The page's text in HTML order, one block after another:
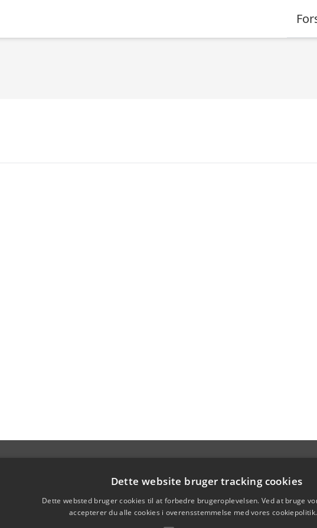
Dette website bruger tracking cookies
Dette websted bruger cookies til at forbedre brugeroplevelsen. Ved at bruge
accepterer du alle cookies i overensstemmelse med vores cookiepolitik.